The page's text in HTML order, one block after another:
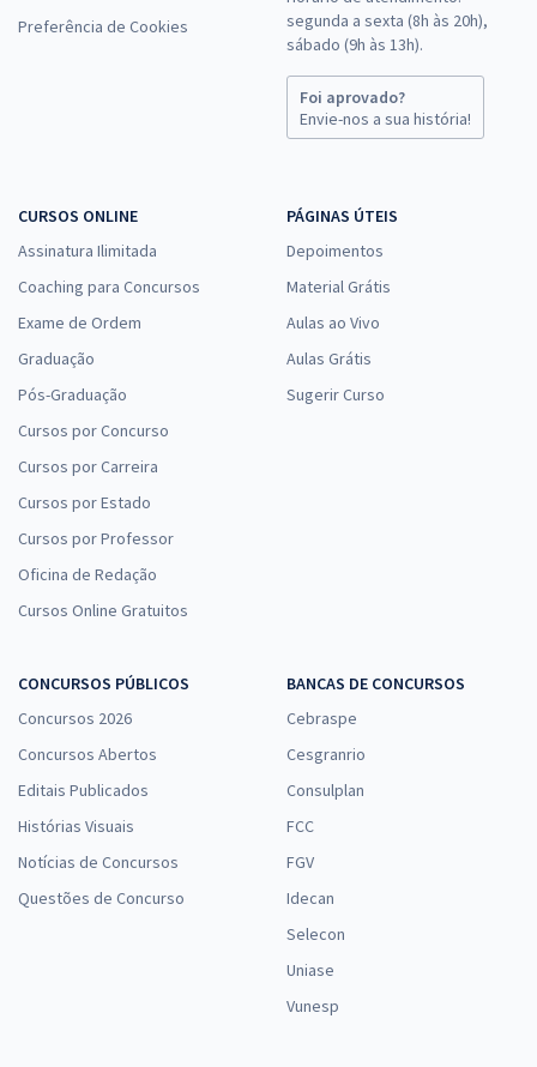
Preferência de Cookies
segunda a sexta (8h às 20h),
sábado (9h às 13h).
Foi aprovado?
Envie-nos a sua história!
CURSOS ONLINE
Assinatura Ilimitada
Coaching para Concursos
Exame de Ordem
Graduação
Pós-Graduação
Cursos por Concurso
Cursos por Carreira
Cursos por Estado
Cursos por Professor
Oficina de Redação
Cursos Online Gratuitos
PÁGINAS ÚTEIS
Depoimentos
Material Grátis
Aulas ao Vivo
Aulas Grátis
Sugerir Curso
CONCURSOS PÚBLICOS
Concursos 2026
Concursos Abertos
Editais Publicados
Histórias Visuais
Notícias de Concursos
Questões de Concurso
BANCAS DE CONCURSOS
Cebraspe
Cesgranrio
Consulplan
FCC
FGV
Idecan
Selecon
Uniase
Vunesp